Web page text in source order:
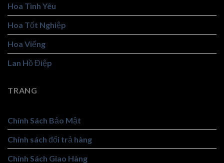
Hoa Tình Yêu
Hoa Tốt Nghiệp
Hoa Viếng
Lan Hồ Điệp
TRANG
Chính Sách Bảo Mật
Chính sách đổi trả hàng
Chính Sách Giao Hàng